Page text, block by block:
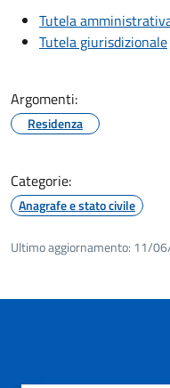
Tutela
Tutela giurisdizionale
Argomenti:
Residenza
Categorie:
Anagrafe e stato civile
Ultimo aggiornamento: 11/